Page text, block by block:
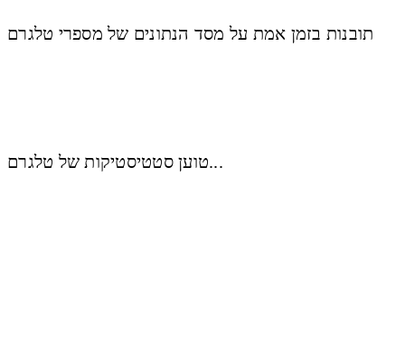
תובנות בזמן אמת על מסד הנתונים של מספרי טלגרם
טוען סטטיסטיקות של טלגרם...